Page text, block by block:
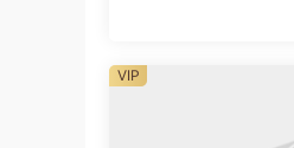
VIP